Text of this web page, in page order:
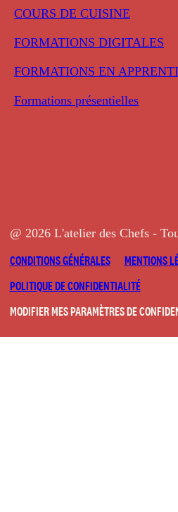
COURS DE CUISINE
FORMATIONS DIGITALES
FORMATIONS EN
Formations présentielles
@ 2026 L'atelier des Chefs -
CONDITIONS GÉNÉRALES
MENTIONS
POLITIQUE DE CONFIDENTIALITÉ
MODIFIER MES PARAMÈTRES DE